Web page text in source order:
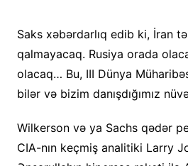
Saks xəbərdarlıq edib ki, İran
qalmayacaq. Rusiya orada
olacaq… Bu, III Dünya
bilər və bizim danışdığımız
Wilkerson və ya Sachs qədər
CIA-nın keçmiş analitiki Larry